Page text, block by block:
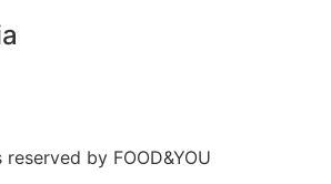
by FOOD&YOU